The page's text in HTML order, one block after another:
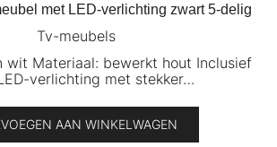
met LED-verlichting zwart 5-delig
Tv-meubels
wit Materiaal: bewerkt hout Inclusief
verlichting met stekker…
AAN WINKELWAGEN